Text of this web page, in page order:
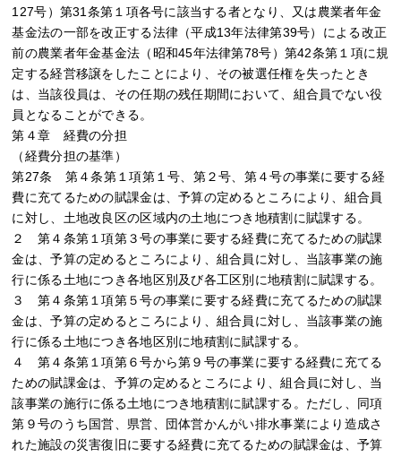
127号）第31条第１項各号に該当する者となり、又は農業者年金
基金法の一部を改正する法律（平成13年法律第39号）による改正
前の農業者年金基金法（昭和45年法律第78号）第42条第１項に規
定する経営移譲をしたことにより、その被選任権を失ったとき
は、当該役員は、その任期の残任期間において、組合員でない役
員となることができる。
第４章 経費の分担
（経費分担の基準）
第27条 第４条第１項第１号、第２号、第４号の事業に要する経
費に充てるための賦課金は、予算の定めるところにより、組合員
に対し、土地改良区の区域内の土地につき地積割に賦課する。
２ 第４条第１項第３号の事業に要する経費に充てるための賦課
金は、予算の定めるところにより、組合員に対し、当該事業の施
行に係る土地につき各地区別及び各工区別に地積割に賦課する。
３ 第４条第１項第５号の事業に要する経費に充てるための賦課
金は、予算の定めるところにより、組合員に対し、当該事業の施
行に係る土地につき各地区別に地積割に賦課する。
４ 第４条第１項第６号から第９号の事業に要する経費に充てる
ための賦課金は、予算の定めるところにより、組合員に対し、当
該事業の施行に係る土地につき地積割に賦課する。ただし、同項
第９号のうち国営、県営、団体営かんがい排水事業により造成さ
れた施設の災害復旧に要する経費に充てるための賦課金は、予算